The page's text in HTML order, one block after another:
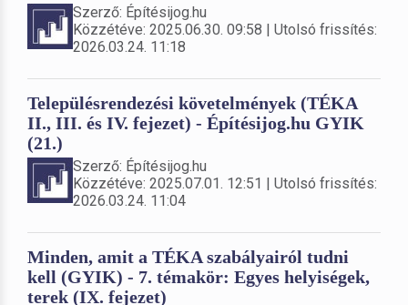
Szerző: Építésijog.hu
Közzétéve: 2025.06.30. 09:58 | Utolsó frissítés:
2026.03.24. 11:18
Településrendezési követelmények (TÉKA
II., III. és IV. fejezet) - Építésijog.hu GYIK
(21.)
Szerző: Építésijog.hu
Közzétéve: 2025.07.01. 12:51 | Utolsó frissítés:
2026.03.24. 11:04
Minden, amit a TÉKA szabályairól tudni
kell (GYIK) - 7. témakör: Egyes helyiségek,
terek (IX. fejezet)